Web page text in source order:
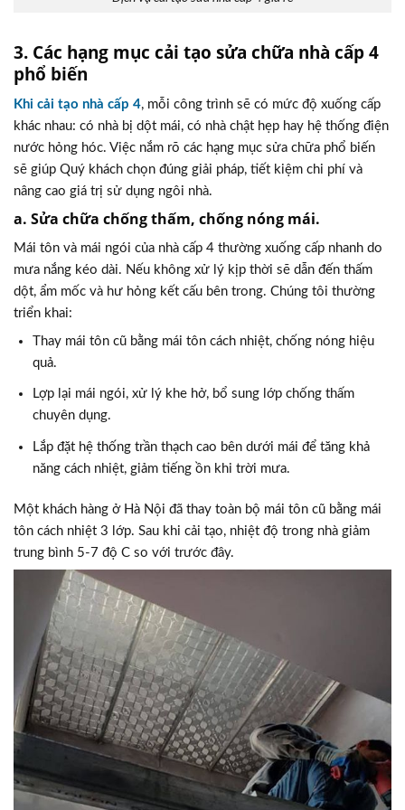
3. Các hạng mục cải tạo sửa chữa nhà cấp 4
phổ biến
Khi cải tạo nhà cấp 4, mỗi công trình sẽ có mức độ xuống cấp
khác nhau: có nhà bị dột mái, có nhà chật hẹp hay hệ thống điện
nước hỏng hóc. Việc nắm rõ các hạng mục sửa chữa phổ biến
sẽ giúp Quý khách chọn đúng giải pháp, tiết kiệm chi phí và
nâng cao giá trị sử dụng ngôi nhà.
a. Sửa chữa chống thấm, chống nóng mái.
Mái tôn và mái ngói của nhà cấp 4 thường xuống cấp nhanh do
mưa nắng kéo dài. Nếu không xử lý kịp thời sẽ dẫn đến thấm
dột, ẩm mốc và hư hỏng kết cấu bên trong. Chúng tôi thường
triển khai:
Thay mái tôn cũ bằng mái tôn cách nhiệt, chống nóng hiệu
quả.
Lợp lại mái ngói, xử lý khe hở, bổ sung lớp chống thấm
chuyên dụng.
Lắp đặt hệ thống trần thạch cao bên dưới mái để tăng khả
năng cách nhiệt, giảm tiếng ồn khi trời mưa.
Một khách hàng ở Hà Nội đã thay toàn bộ mái tôn cũ bằng mái
tôn cách nhiệt 3 lớp. Sau khi cải tạo, nhiệt độ trong nhà giảm
trung bình 5-7 độ C so với trước đây.